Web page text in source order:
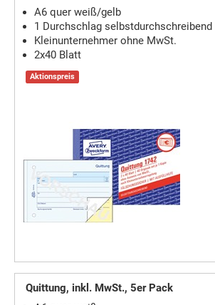
A6 quer weiß/gelb
1 Durchschlag selbstdurchschreibend
Kleinunternehmer ohne MwSt.
2x40 Blatt
Aktionspreis
Quittung, inkl. MwSt., 5er Pack